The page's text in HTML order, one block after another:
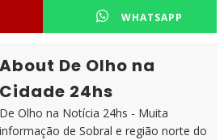
WHATSAPP
About De Olho na
Cidade 24hs
De Olho na Notícia 24hs - Muita
informação de Sobral e região norte do